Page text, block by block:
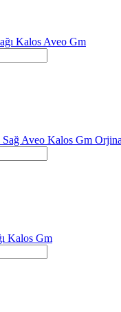
Kalos Aveo Gm
Aveo Kalos Gm
Kalos Gm